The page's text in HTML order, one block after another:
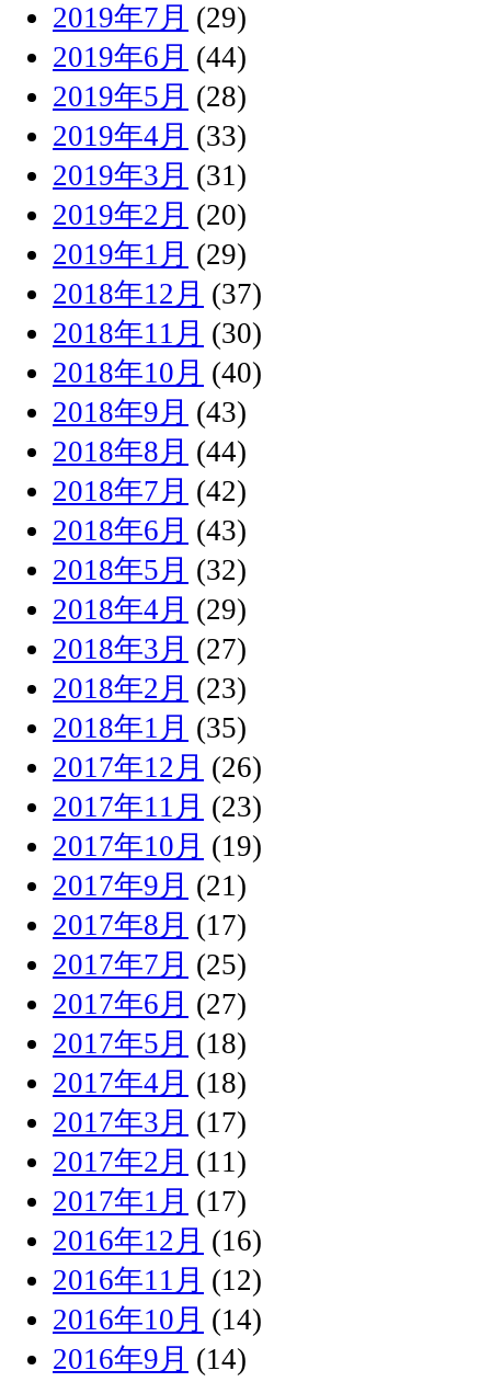
2019年7月 (29)
2019年6月 (44)
2019年5月 (28)
2019年4月 (33)
2019年3月 (31)
2019年2月 (20)
2019年1月 (29)
2018年12月 (37)
2018年11月 (30)
2018年10月 (40)
2018年9月 (43)
2018年8月 (44)
2018年7月 (42)
2018年6月 (43)
2018年5月 (32)
2018年4月 (29)
2018年3月 (27)
2018年2月 (23)
2018年1月 (35)
2017年12月 (26)
2017年11月 (23)
2017年10月 (19)
2017年9月 (21)
2017年8月 (17)
2017年7月 (25)
2017年6月 (27)
2017年5月 (18)
2017年4月 (18)
2017年3月 (17)
2017年2月 (11)
2017年1月 (17)
2016年12月 (16)
2016年11月 (12)
2016年10月 (14)
2016年9月 (14)